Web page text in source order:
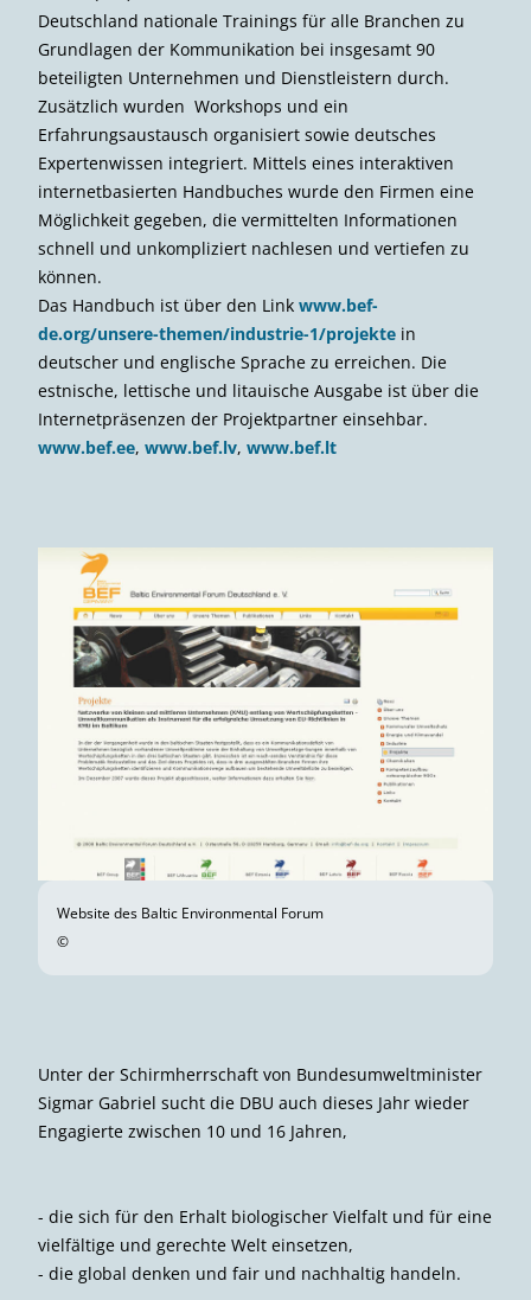
Deutschland nationale Trainings für alle Branchen zu
Grundlagen der Kommunikation bei insgesamt 90
beteiligten Unternehmen und Dienstleistern durch.
Zusätzlich wurden Workshops und ein
Erfahrungsaustausch organisiert sowie deutsches
Experten­wissen integriert. Mittels eines interaktiven
internetbasierten Handbuches wurde den Firmen eine
Möglichkeit gegeben, die vermittelten Informationen
schnell und unkompliziert nachlesen und vertiefen zu
können.
Das Handbuch ist über den Link www.bef-
de.org/unsere-themen/industrie-1/projekte in
deutscher und englische Sprache zu erreichen. Die
estnische, lettische und litauische Ausgabe ist über die
Internetpräsenzen der Projektpartner einsehbar.
www.bef.ee, www.bef.lv, www.bef.lt
Website des Baltic Environmental Forum
©
Unter der Schirmherrschaft von Bundesumweltminister
Sigmar Gabriel sucht die DBU auch dieses Jahr wieder
Engagierte zwischen 10 und 16 Jahren,
- die sich für den Erhalt biologischer Vielfalt und für eine
vielfältige und gerechte Welt einsetzen,
- die global denken und fair und nachhaltig handeln.